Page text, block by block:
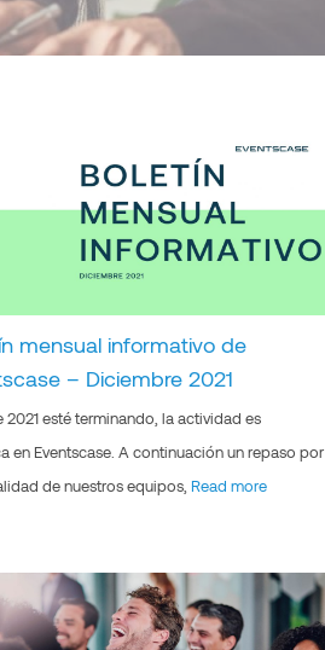
mensual informativo de
– Diciembre 2021
2021 esté terminando, la actividad es
en Eventscase. A continuación un repaso por
de nuestros equipos, Read more